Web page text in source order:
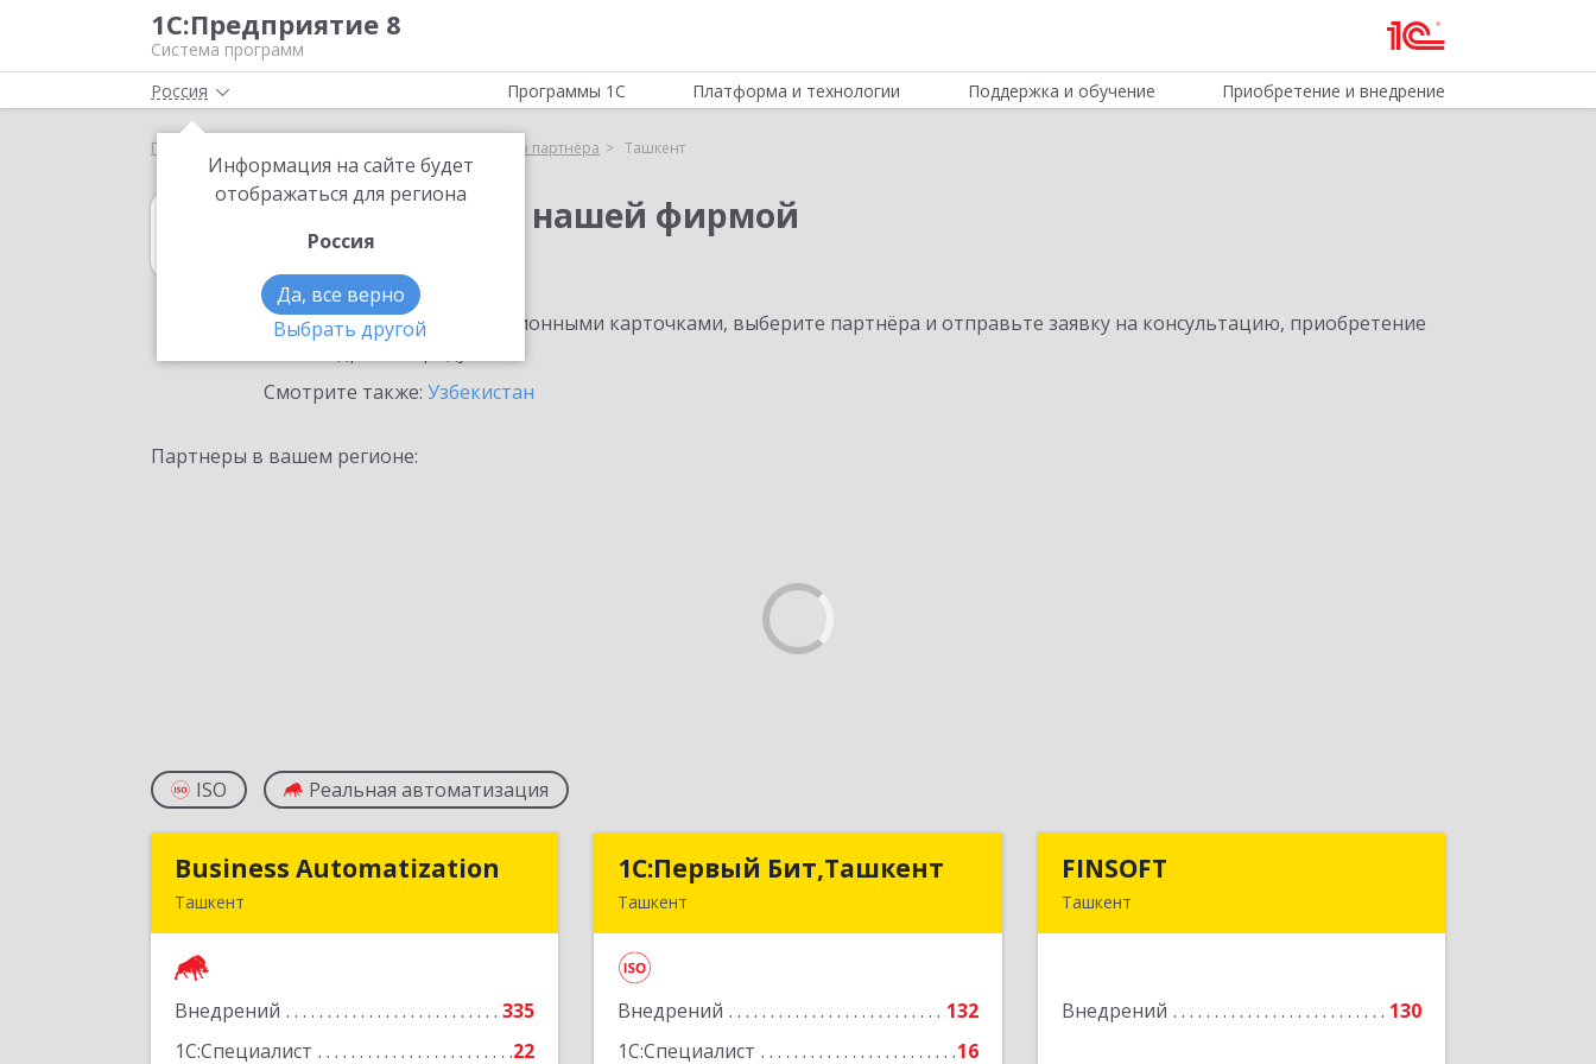
1С:Предприятие 8
Система программ
Россия
Информация на сайте будет
отображаться для региона
Россия
Да, все верно
Выбрать другой
Программы 1С Платформа и технологии Поддержка и обучение Приобретение и внедрение
Главная Выбор партнёра Ташкент
1С:Управление нашей фирмой
в Ташкенте
Ознакомьтесь с информационными карточками, выберите партнёра и отправьте заявку на консультацию, приобретение
Смотрите также: Узбекистан
Партнеры в вашем регионе:
ISO Реальная автоматизация
Business Automatization
Ташкент
Внедрений
335
1С:Специалист
22
Business Automatization
Подробнее
1C:Первый Бит,Ташкент
Ташкент
Внедрений
132
1С:Специалист
16
1C:Первый Бит,Ташкент
Подробнее
FINSOFT
Ташкент
Внедрений 130
Подробнее